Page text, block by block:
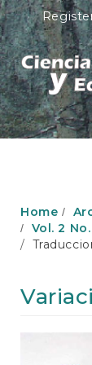
M
a
i
n
N
a
v
i
g
n
M
C
Home
Vol. 2